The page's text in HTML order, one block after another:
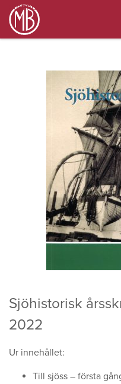
Åland
Sjöhistorisk
2022
Ur innehållet:
Till sjöss – första